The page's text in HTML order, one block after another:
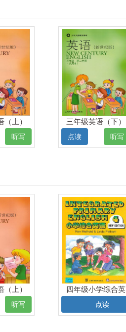
（上）
本听写
三年级英语（下）
电子课本
点读 听写
（上）
本听写
四年级小学综合英
语（上）电子课本
点读